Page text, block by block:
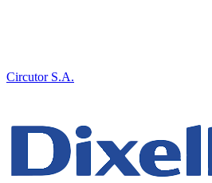
Circutor S.A.